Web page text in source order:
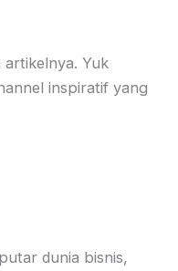
Yuk
inspiratif yang
dunia bisnis,